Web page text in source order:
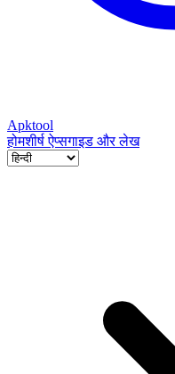
Apktool
होमशीर्ष ऐप्सगाइड और लेख